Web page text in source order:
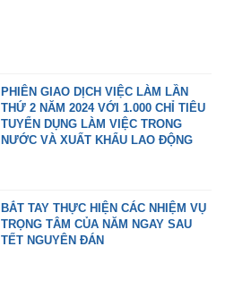
PHIÊN GIAO DỊCH VIỆC LÀM LẦN
THỨ 2 NĂM 2024 VỚI 1.000 CHỈ TIÊU
TUYỂN DỤNG LÀM VIỆC TRONG
NƯỚC VÀ XUẤT KHẨU LAO ĐỘNG
BẮT TAY THỰC HIỆN CÁC NHIỆM VỤ
TRỌNG TÂM CỦA NĂM NGAY SAU
TẾT NGUYÊN ĐÁN